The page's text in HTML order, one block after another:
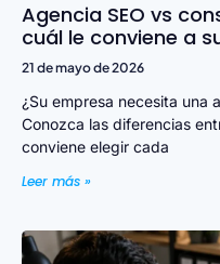
Agencia SEO vs
cuál le conviene a
21 de mayo de 2026
¿Su empresa necesita una
Conozca las diferencias
conviene elegir cada
Leer más »